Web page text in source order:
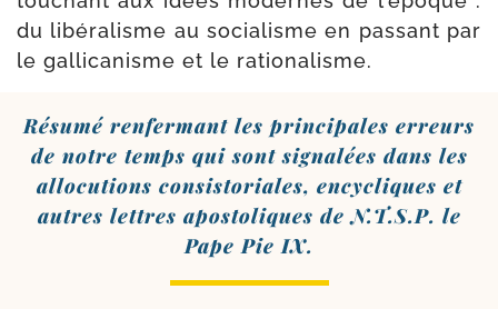
du libé­ra­lisme au socia­lisme en pas­sant par
le gal­li­ca­nisme et le rationalisme.
Résumé ren­fer­mant les prin­ci­pales erreurs
de notre temps qui sont signa­lées dans les
allo­cu­tions consis­to­riales, ency­cliques et
autres lettres apos­to­liques de N.T.S.P. le
Pape Pie IX.